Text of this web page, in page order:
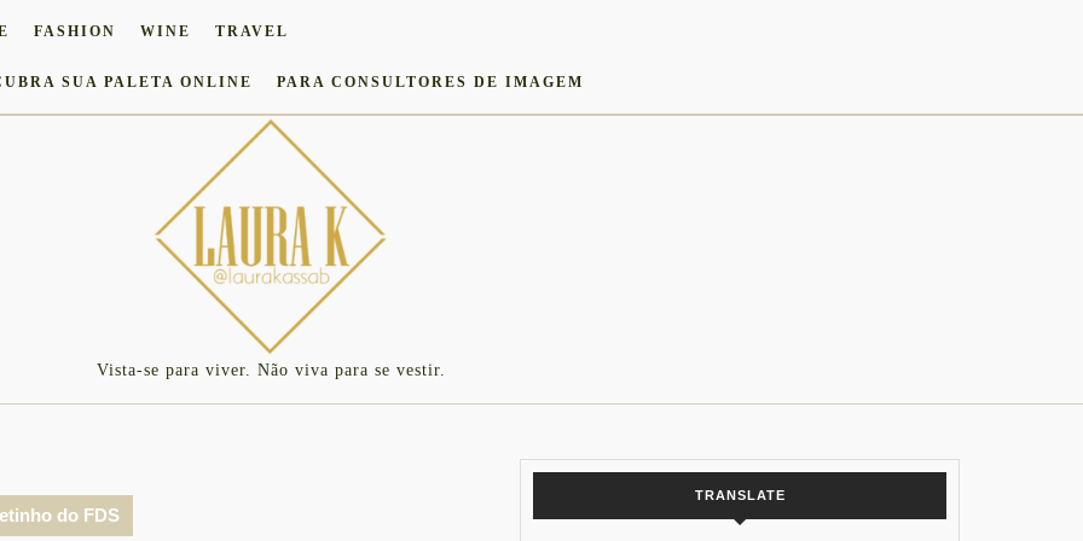
FASHION WINE TRAVEL
SUA PALETA ONLINE PARA CONSULTORES DE IMAGEM
Vista-se para viver. Não viva para se vestir.
do FDS
TRANSLATE